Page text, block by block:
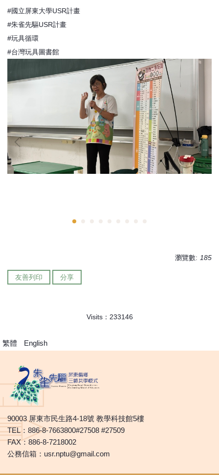
#國立屏東大學USR計畫
#朱雀先驅USR計畫
#玩具循環
#台灣玩具圖書館
瀏覽數: 185
友善列印 分享
Visits： 233146
繁體 English
90003 屏東市民生路4-18號 教學科技館5樓
TEL：886-8-7663800#27508 #27509
FAX：886-8-7218002
公務信箱：usr.nptu@gmail.com